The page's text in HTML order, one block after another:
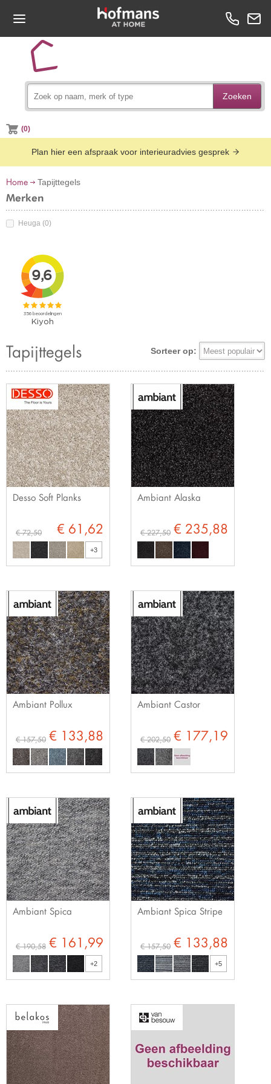
Zoeken
(0)
Plan hier een afspraak voor interieuradvies gesprek
Home Tapijttegels
Merken
Heuga (0)
Sorteer op:
Tapijttegels
Desso Soft Planks
€ 61,62
€ 72,50
+3
Ambiant Alaska
€ 235,88
€ 227,50
Ambiant Pollux
€ 133,88
€ 157,50
Ambiant Castor
€ 177,19
€ 202,50
Ambiant Spica
€ 161,99
€ 190,58
+2
Ambiant Spica Stripe
€ 133,88
€ 157,50
+5